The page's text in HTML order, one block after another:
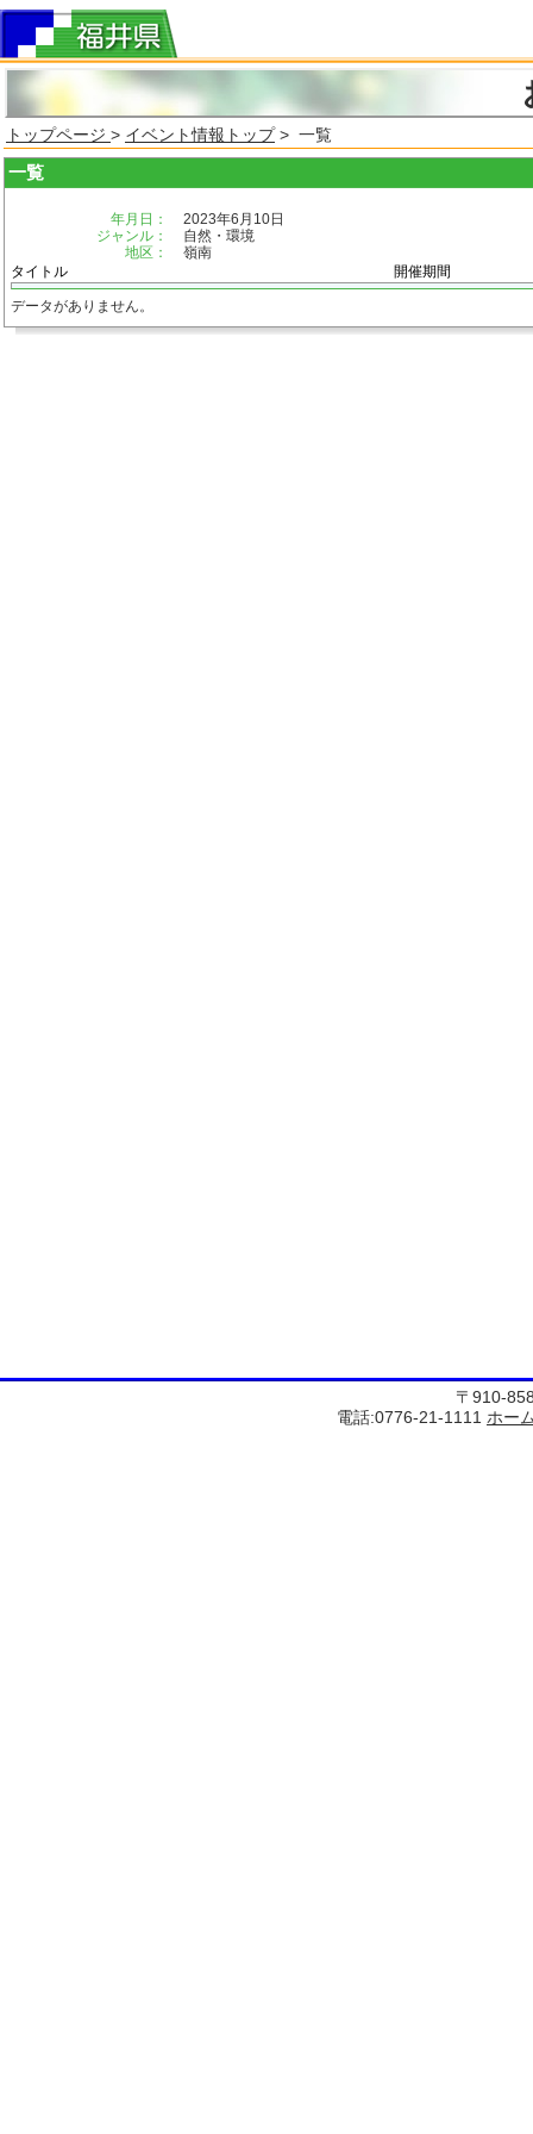
トップページ > イベント情報トップ> 一覧
一覧
年月日：
2023年6月10日
ジャンル：
自然・環境
地区：
嶺南
タイトル
開催期間
データがありません。
〒910-
電話:0776-21-1111 ホー